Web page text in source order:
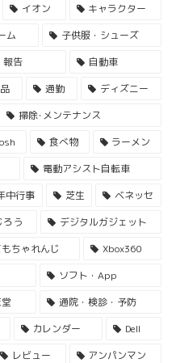
イオン
キャラクター
ム
子供服・シューズ
報告
自動車
通勤
ディズニー
掃除･メンテナンス
食べ物
ラーメン
電動アシスト自転車
中行事 芝生
ベネッセ
ろう
デジタルガジェット
もちゃれんじ
Xbox360
ソフト・App
通院・検診・予防
カレンダー
Dell
レビュー
アンパンマン